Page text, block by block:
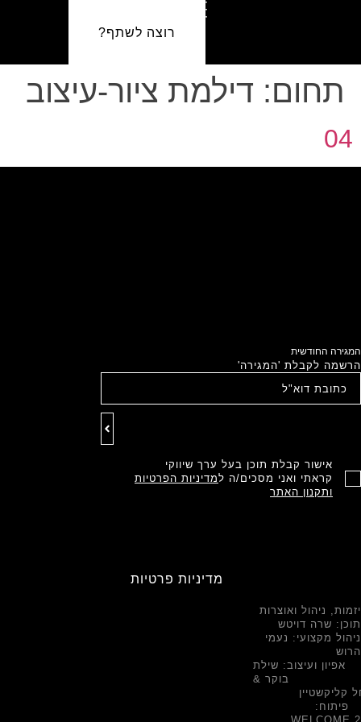
רוצה לשתף?
תחום: דילמת ציור-עיצוב
04
המגירה החודשית
הרשמה לקבלת 'המגירה'
אישור קבלת תוכן בעל ערך שיווקי
קראתי ואני מסכים/ה למדיניות הפרטיות
ותקנון האתר
מדיניות פרטיות
יזמות, ניהול ואוצרות
תוכן: שרה דויטש
ניהול מקצועי: נעמי
הרוש
אפיון ועיצוב: שילת
בוקר &
קליקשטיין
פיתוח: